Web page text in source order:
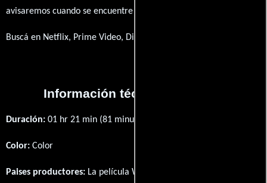
avisaremos cuando se encuentre disponible
Buscá en Netflix, Prime Video, Disney+
Información técnica y general
Duración: 01 hr 21 min (81 minutos) .
Color: Color
Paises productores: La película What Lola Wants fué producida